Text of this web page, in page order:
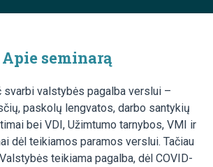
Apie seminarą
svarbi valstybės pagalba verslui –
paskolų lengvatos, darbo santykių
bei VDI, Užimtumo tarnybos, VMI ir
dėl teikiamos paramos verslui. Tačiau
teikiama pagalba, dėl COVID-